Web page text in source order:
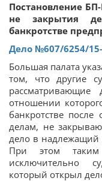
Постановление
не закрытия
банкротстве
Дело №607/6254/15-
Большая палата
том, что другие
отношении
банкротстве после
делам, не
дело в надлежащий
При этом таким
исключительно
который открыл